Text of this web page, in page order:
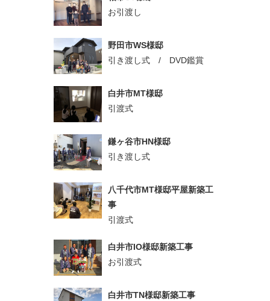
お引渡し
野田市WS様邸
引き渡し式 / DVD鑑賞
白井市MT様邸
引渡式
鎌ヶ谷市HN様邸
引き渡し式
八千代市MT様邸平屋新築工
事
引渡式
白井市IO様邸新築工事
お引渡式
白井市TN様邸新築工事